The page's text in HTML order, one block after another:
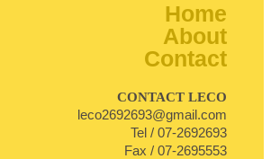
Home
About
Contact
CONTACT LECO
leco2692693@gmail.com
Tel / 07-2692693
Fax / 07-2695553